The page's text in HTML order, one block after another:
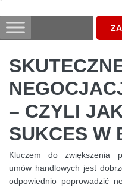
– CZYLI
SUKCES W
Kluczem do zwiększenia
umów handlowych jest
odpowiednio poprowadzić